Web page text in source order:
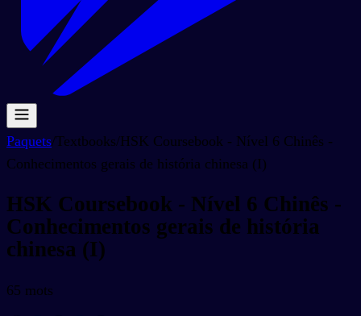
Paquets/Textbooks/HSK Coursebook - Nível 6 Chinês -
Conhecimentos gerais de história chinesa (I)
HSK Coursebook - Nível 6 Chinês -
Conhecimentos gerais de história
chinesa (I)
65 mots